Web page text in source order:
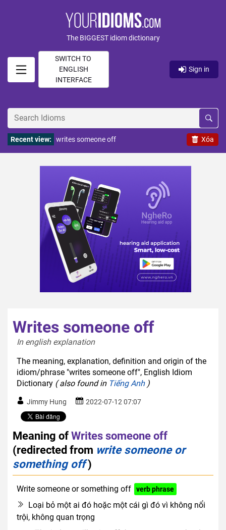
The BIGGEST idiom dictionary
SWITCH TO
ENGLISH
INTERFACE
Sign in
Xóa
Recent view: writes someone off
Writes someone off
In english explanation
The meaning, explanation, definition and origin of the
idiom/phrase "writes someone off", English Idiom
Dictionary ( also found in Tiếng Anh)
Jimmy Hung 2022-07-12 07:07
Meaning ofWrites someone off
(redirected from write someone or
something off)
Write someone or something off verb phrase
Loại bỏ một ai đó hoặc một cái gì đó vì không nổi
trội, không quan trọng